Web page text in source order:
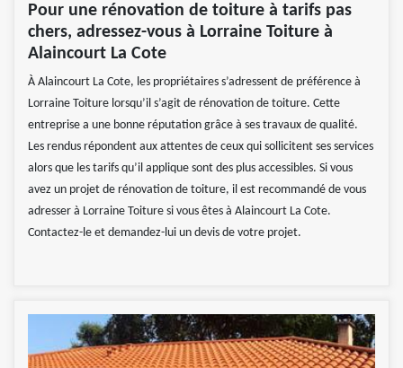
Pour une rénovation de toiture à tarifs pas
chers, adressez-vous à Lorraine Toiture à
Alaincourt La Cote
À Alaincourt La Cote, les propriétaires s’adressent de préférence à
Lorraine Toiture lorsqu’il s’agit de rénovation de toiture. Cette
entreprise a une bonne réputation grâce à ses travaux de qualité.
Les rendus répondent aux attentes de ceux qui sollicitent ses services
alors que les tarifs qu’il applique sont des plus accessibles. Si vous
avez un projet de rénovation de toiture, il est recommandé de vous
adresser à Lorraine Toiture si vous êtes à Alaincourt La Cote.
Contactez-le et demandez-lui un devis de votre projet.